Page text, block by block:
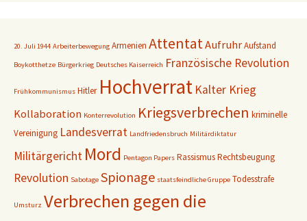
20. Juli 1944 Arbeiterbewegung Armenien AttentatAufruhrAufstand
Boykotthetze Bürgerkrieg Deutsches Kaiserreich Französische Revolution
Frühkommunismus Hitler Hochverrat Kalter Krieg
Kollaboration Konterrevolution Kriegsverbrechen kriminelle
Vereinigung Landesverrat Landfriedensbruch Militärdiktatur
Militärgericht Mord Pentagon Papers RassismusRechtsbeugung
Revolution Sabotage Spionage staatsfeindliche Gruppe Todesstrafe
Umsturz Verbrechen gegen die